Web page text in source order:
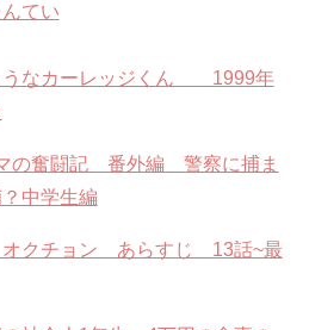
てい
うなカーレッジくん 1999年
の奮闘記 番外編 警察に捕ま
中学生編
オクチョン あらすじ 13話~最